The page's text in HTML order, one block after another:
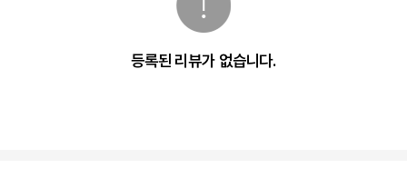
등록된 리뷰가 없습니다.